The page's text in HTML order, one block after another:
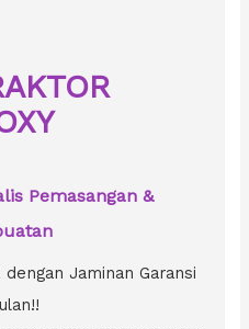
Pemasangan &
Jaminan Garansi